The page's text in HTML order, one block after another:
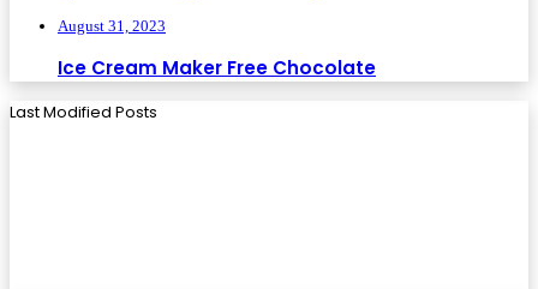
August 31, 2023
Ice Cream Maker Free Chocolate
Last Modified Posts